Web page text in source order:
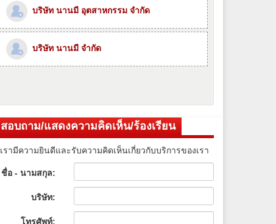
บริษัท นานมี อุตสาหกรรม จำกัด
บริษัท นานมี จำกัด
สอบถาม/แสดงความคิดเห็น/ร้องเรียน
เรามีความยินดีและรับความคิดเห็นเกี่ยวกับบริการของเรา
ชื่อ - นามสกุล:
บริษัท:
โทรศัพท์: